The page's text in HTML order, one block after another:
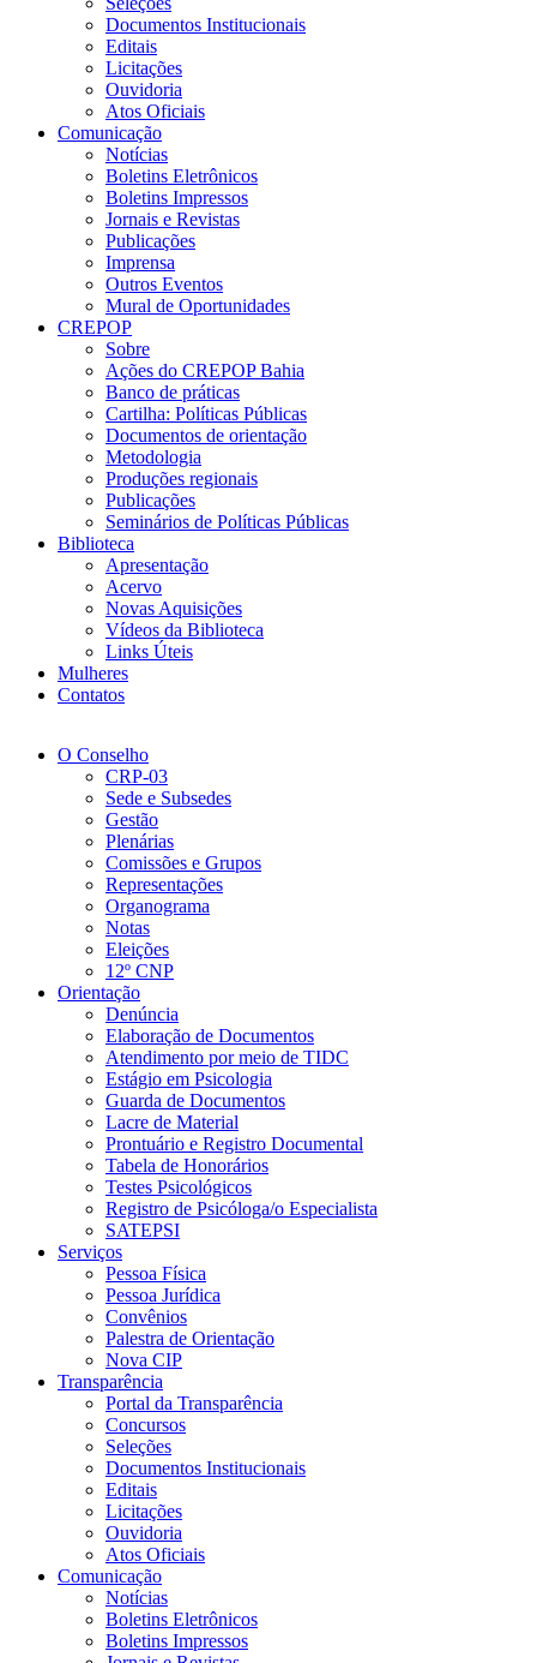
Documentos Institucionais
Editais
Licitações
Ouvidoria
Atos Oficiais
Comunicação
Notícias
Boletins Eletrônicos
Boletins Impressos
Jornais e Revistas
Publicações
Imprensa
Outros Eventos
Mural de Oportunidades
CREPOP
Sobre
Ações do CREPOP Bahia
Banco de práticas
Cartilha: Políticas Públicas
Documentos de orientação
Metodologia
Produções regionais
Publicações
Seminários de Políticas Públicas
Biblioteca
Apresentação
Acervo
Novas Aquisições
Vídeos da Biblioteca
Links Úteis
Mulheres
Contatos
O Conselho
CRP-03
Sede e Subsedes
Gestão
Plenárias
Comissões e Grupos
Representações
Organograma
Notas
Eleições
12º CNP
Orientação
Denúncia
Elaboração de Documentos
Atendimento por meio de TIDC
Estágio em Psicologia
Guarda de Documentos
Lacre de Material
Prontuário e Registro Documental
Tabela de Honorários
Testes Psicológicos
Registro de Psicóloga/o Especialista
SATEPSI
Serviços
Pessoa Física
Pessoa Jurídica
Convênios
Palestra de Orientação
Nova CIP
Transparência
Portal da Transparência
Concursos
Seleções
Documentos Institucionais
Editais
Licitações
Ouvidoria
Atos Oficiais
Comunicação
Notícias
Boletins Eletrônicos
Boletins Impressos